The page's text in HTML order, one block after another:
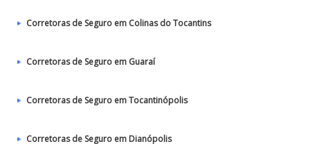
Corretoras de Seguro em Colinas do Tocantins
Corretoras de Seguro em Guaraí
Corretoras de Seguro em Tocantinópolis
Corretoras de Seguro em Dianópolis